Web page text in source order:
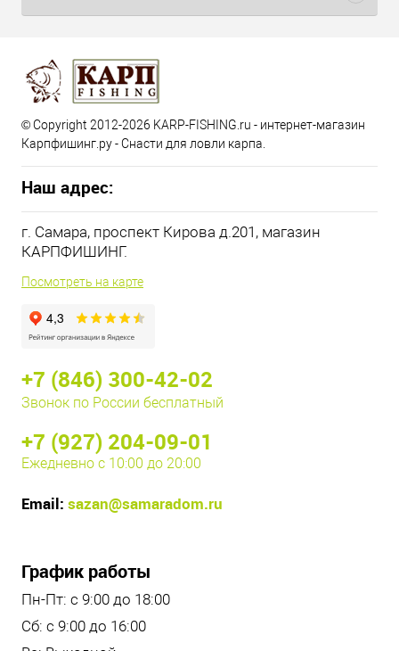
© Copyright 2012-2026 KARP-FISHING.ru - интернет-магазин
Карпфишинг.ру - Снасти для ловли карпа.
Наш адрес:
г. Самара, проспект Кирова д.201, магазин
КАРПФИШИНГ.
Посмотреть на карте
+7 (846) 300-42-02
Звонок по России бесплатный
+7 (927) 204-09-01
Ежедневно с 10:00 до 20:00
Email: sazan@samaradom.ru
График работы
Пн-Пт: с 9:00 до 18:00
Сб: с 9:00 до 16:00